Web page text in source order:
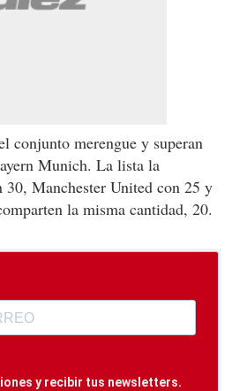
conjunto merengue y superan
Munich. La lista la
Manchester United con 25 y
la misma cantidad, 20.
y recibir tus newsletters.